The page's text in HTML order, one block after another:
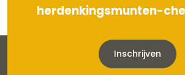
herdenkingsmunten-
Inschrijven